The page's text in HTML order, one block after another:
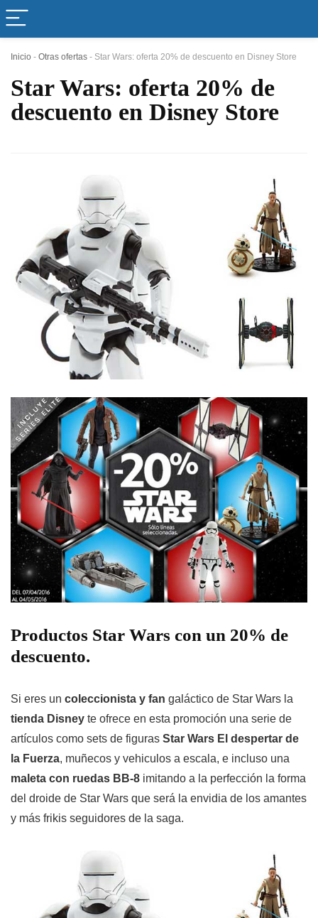
Inicio - Otras ofertas - Star Wars: oferta 20% de descuento en Disney Store
Star Wars: oferta 20% de
descuento en Disney Store
Productos Star Wars con un 20% de
descuento.
Si eres un coleccionista y fan galáctico de Star Wars la
tienda Disney te ofrece en esta promoción una serie de
artículos como sets de figuras Star Wars El despertar de
la Fuerza, muñecos y vehiculos a escala, e incluso una
maleta con ruedas BB-8 imitando a la perfección la forma
del droide de Star Wars que será la envidia de los amantes
y más frikis seguidores de la saga.